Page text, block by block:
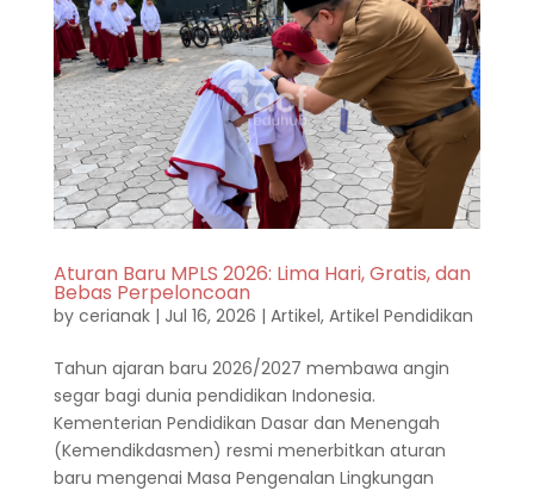
Aturan Baru MPLS 2026: Lima Hari, Gratis, dan
Bebas Perpeloncoan
by cerianak| Jul 16, 2026 | Artikel, Artikel Pendidikan
Tahun ajaran baru 2026/2027 membawa angin
segar bagi dunia pendidikan Indonesia.
Kementerian Pendidikan Dasar dan Menengah
(Kemendikdasmen) resmi menerbitkan aturan
baru mengenai Masa Pengenalan Lingkungan